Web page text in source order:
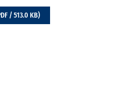
/ 513.0 KB)